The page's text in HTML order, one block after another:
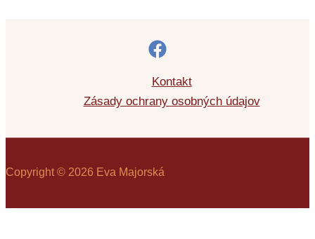
Kontakt
Zásady ochrany osobných údajov
Copyright © 2026 Eva Majorská